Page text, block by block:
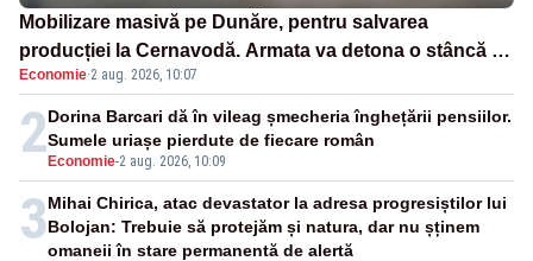
Mobilizare masivă pe Dunăre, pentru salvarea
producției la Cernavodă. Armata va detona o stâncă și
va devia apa fluviului - IMAGINI AERIENE
Economie·2 aug. 2026, 10:07
2 Economie-2 aug. 2026, 10:09
Dorina Barcari dă în vileag șmecheria înghețării pensiilor.
Sumele uriașe pierdute de fiecare român
3Mihai Chirica, atac devastator la adresa progresiștilor lui
Bolojan: Trebuie să protejăm și natura, dar nu șținem
omaneii în stare permanentă de alertă